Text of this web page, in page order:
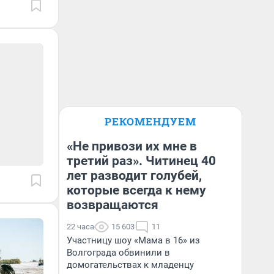
РЕКОМЕНДУЕМ
«Не привози их мне в
третий раз». Читинец 40
лет разводит голубей,
которые всегда к нему
возвращаются
22 часа 15 603 11
Участницу шоу «Мама в 16» из
Волгограда обвинили в
домогательствах к младенцу